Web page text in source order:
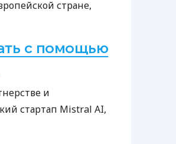
стране,
с помощью
и
стартап Mistral AI,